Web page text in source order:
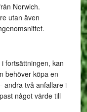
Norwich.
utan även
fortsättningen, kan
behöver köpa en
andra två anfallare i
något värde till